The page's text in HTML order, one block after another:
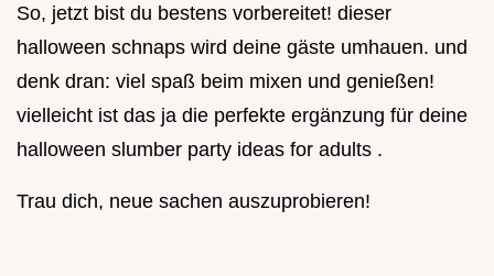
So, jetzt bist du bestens vorbereitet! dieser
halloween schnaps wird deine gäste umhauen. und
denk dran: viel spaß beim mixen und genießen!
vielleicht ist das ja die perfekte ergänzung für deine
halloween slumber party ideas for adults .
Trau dich, neue sachen auszuprobieren!